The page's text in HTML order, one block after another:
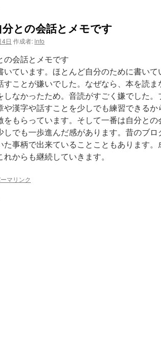
との会話とメモです
日 作成者:info
の会話とメモです
いています。ほとんど自分のために書いて
すことが嫌いでした。なぜなら、本を読
しなかったため。音読がすごく嫌でした
や漢字や話すことを少しでも練習できる
をもらっています。そして一番は自分と
しでも一歩進んだ感があります。昔のブ
た事柄で出来ていることこともあります
からも継続していきます。
マリンク